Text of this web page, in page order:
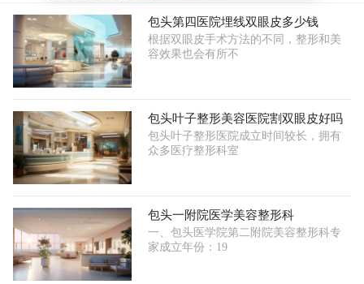
包头第四医院埋线双眼皮多少钱
根据双眼皮手术方法的不同，整形和美
容效果也会有所不
包头叶子整形美容医院割双眼皮好吗
包头叶子整形医院成立时间较长，拥有
众多医疗整形科室
包头一附院医学美容整形科
一、包头医学院第二附院美容整形科专
家成立年份：19